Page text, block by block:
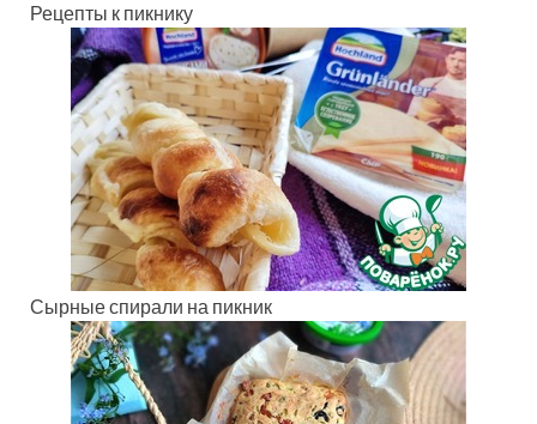
Рецепты к пикнику
Сырные спирали на пикник